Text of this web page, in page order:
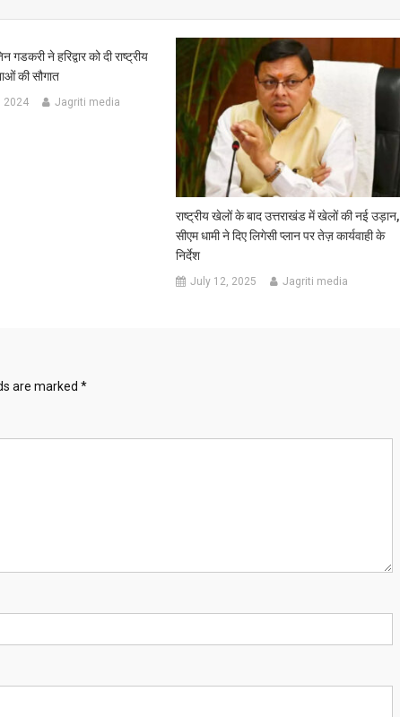
गडकरी ने हरिद्वार को दी राष्ट्रीय
की सौगात
2024 Jagriti media
राष्ट्रीय खेलों के बाद उत्तराखंड में खेलों की नई उड़ान,
सीएम धामी ने दिए लिगेसी प्लान पर तेज़ कार्यवाही के
निर्देश
July 12, 2025 Jagriti media
are marked *